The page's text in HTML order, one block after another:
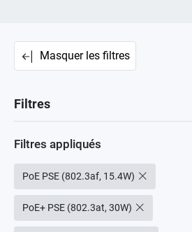
Masquer les filtres
Filtres
Filtres appliqués
PoE PSE (802.3af, 15.4W)
PoE+ PSE (802.3at, 30W)